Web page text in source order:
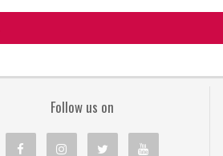
Follow us on